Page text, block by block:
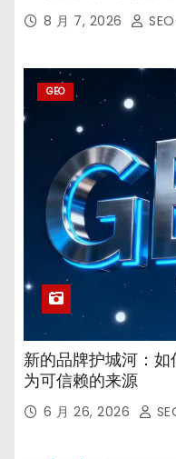
8 月 7, 2026
GEO
新的品牌护城河：
为可信赖的来源
6 月 26, 2026